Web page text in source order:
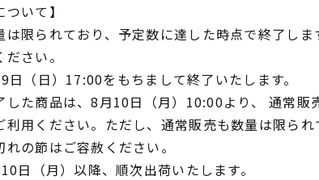
ついて】
限られており、予定数に達した時点で終了しま
さい。
（日）17:00をもちまして終了いたします。
た商品は、8月10日（月）10:00より、 通常販
利用ください。ただし、通常販売も数量は限られ
れの節はご容赦ください。
日（月）以降、順次出荷いたします。